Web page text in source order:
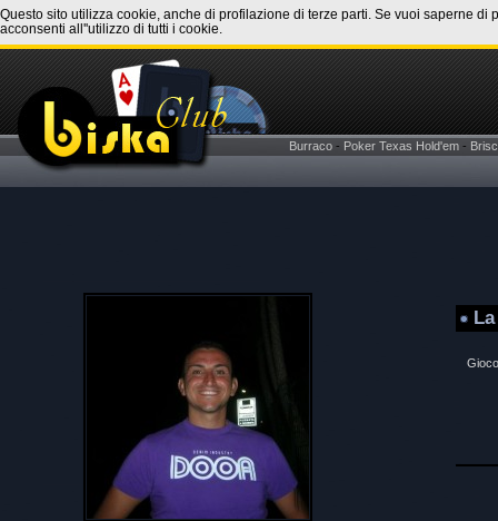
Questo sito utilizza cookie, anche di profilazione di terze parti. Se vuoi saperne
acconsenti all''utilizzo di tutti i cookie.
Burraco - Poker Texas Hold'em -